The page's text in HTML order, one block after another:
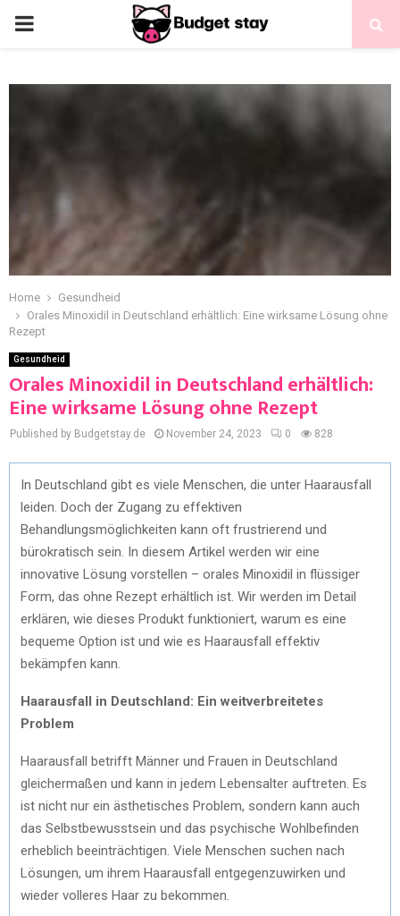
Home
Gesundheid
Orales Minoxidil in Deutschland erhältlich: Eine wirksame Lösung ohne
Rezept
Gesundheid
Orales Minoxidil in Deutschland erhältlich:
Eine wirksame Lösung ohne Rezept
Published by Budgetstay.de November 24, 2023 0 828
In Deutschland gibt es viele Menschen, die unter Haarausfall
leiden. Doch der Zugang zu effektiven
Behandlungsmöglichkeiten kann oft frustrierend und
bürokratisch sein. In diesem Artikel werden wir eine
innovative Lösung vorstellen – orales Minoxidil in flüssiger
Form, das ohne Rezept erhältlich ist. Wir werden im Detail
erklären, wie dieses Produkt funktioniert, warum es eine
bequeme Option ist und wie es Haarausfall effektiv
bekämpfen kann.
Haarausfall in Deutschland: Ein weitverbreitetes
Problem
Haarausfall betrifft Männer und Frauen in Deutschland
gleichermaßen und kann in jedem Lebensalter auftreten. Es
ist nicht nur ein ästhetisches Problem, sondern kann auch
das Selbstbewusstsein und das psychische Wohlbefinden
erheblich beeinträchtigen. Viele Menschen suchen nach
Lösungen, um ihrem Haarausfall entgegenzuwirken und
wieder volleres Haar zu bekommen.